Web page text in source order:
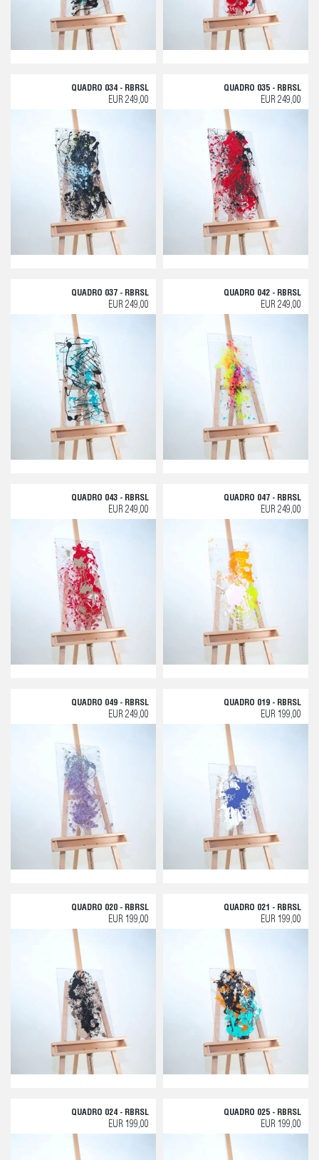
QUADRO 034 - RBRSL
EUR 249,00
QUADRO 035 - RBRSL
EUR 249,00
QUADRO 037 - RBRSL
EUR 249,00
QUADRO 042 - RBRSL
EUR 249,00
QUADRO 043 - RBRSL
EUR 249,00
QUADRO 047 - RBRSL
EUR 249,00
QUADRO 049 - RBRSL
EUR 249,00
QUADRO 019 - RBRSL
EUR 199,00
QUADRO 020 - RBRSL
EUR 199,00
QUADRO 021 - RBRSL
EUR 199,00
QUADRO 024 - RBRSL
EUR 199,00
QUADRO 025 - RBRSL
EUR 199,00